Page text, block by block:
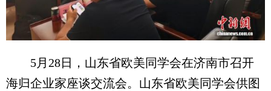
5月28日，山东省欧美同学会在济南市召开
海归企业家座谈交流会。山东省欧美同学会供图